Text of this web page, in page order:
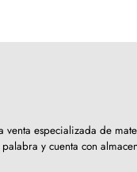
venta especializada de
y cuenta con